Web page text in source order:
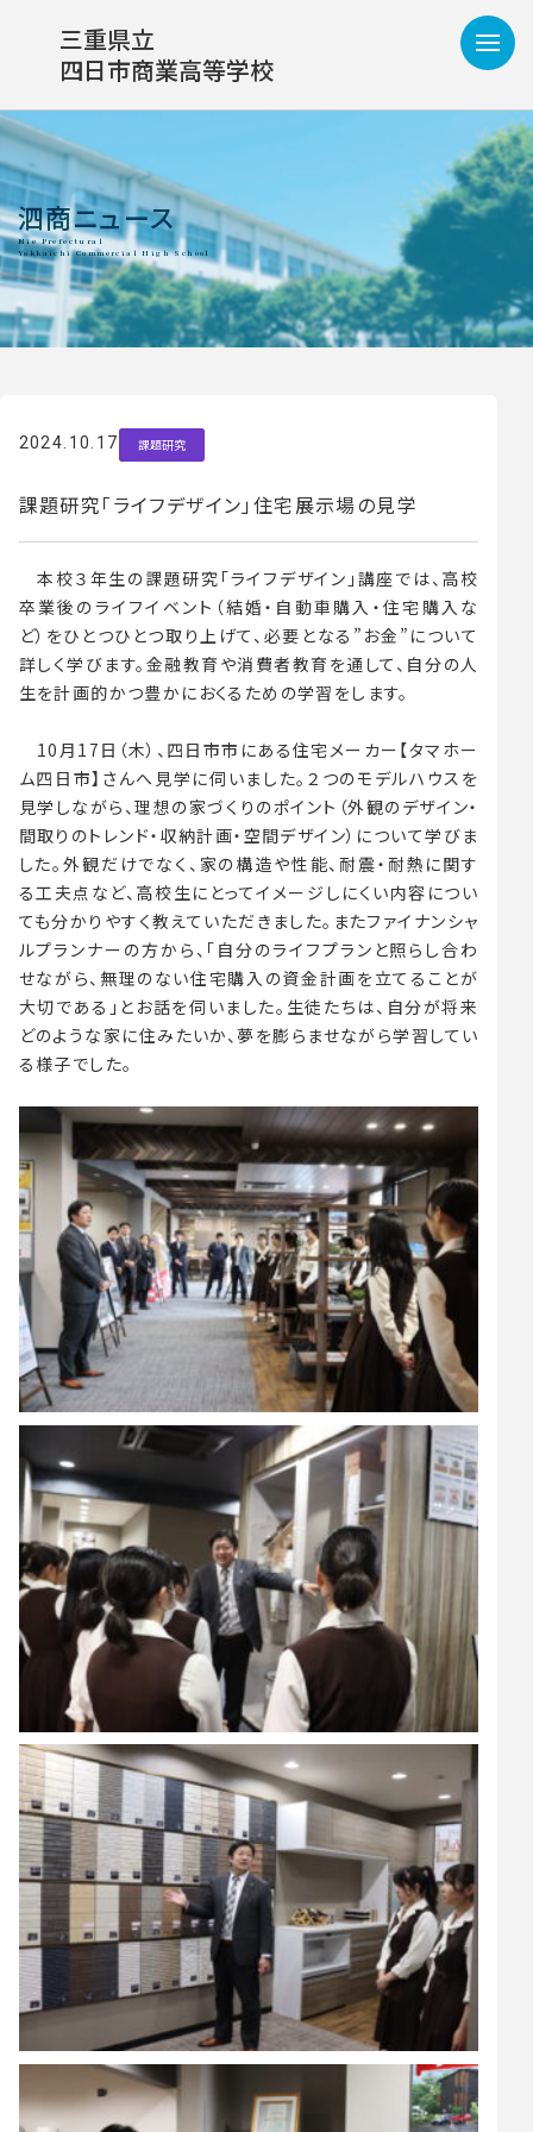
三重県立
四日市商業高等学校
泗商ニュース
2024.10.17 課題研究
課題研究「ライフデザイン」住宅展示場の見学
本校３年生の課題研究「ライフデザイン」講座では、高校
卒業後のライフイベント（結婚・自動車購入・住宅購入な
ど）をひとつひとつ取り上げて、必要となる”お金”について
詳しく学びます。金融教育や消費者教育を通して、自分の人
生を計画的かつ豊かにおくるための学習をします。
10月17日（木）、四日市市にある住宅メーカー【タマホー
ム四日市】さんへ見学に伺いました。２つのモデルハウスを
見学しながら、理想の家づくりのポイント（外観のデザイン・
間取りのトレンド・収納計画・空間デザイン）について学びま
した。外観だけでなく、家の構造や性能、耐震・耐熱に関す
る工夫点など、高校生にとってイメージしにくい内容につい
ても分かりやすく教えていただきました。またファイナンシャ
ルプランナーの方から、「自分のライフプランと照らし合わ
せながら、無理のない住宅購入の資金計画を立てることが
大切である」とお話を伺いました。生徒たちは、自分が将来
どのような家に住みたいか、夢を膨らませながら学習してい
る様子でした。